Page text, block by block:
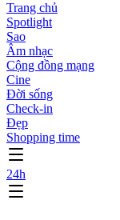
Trang chủ
Spotlight
Sao
Âm nhạc
Cộng đồng mạng
Cine
Đời sống
Check-in
Đẹp
Shopping time
24h